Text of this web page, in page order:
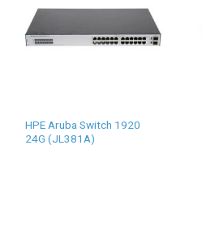
HPE Aruba Switch 1920
24G (JL381A)